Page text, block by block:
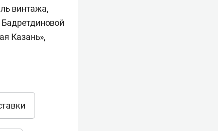
винтажа,
Бадретдиновой
Казань»,